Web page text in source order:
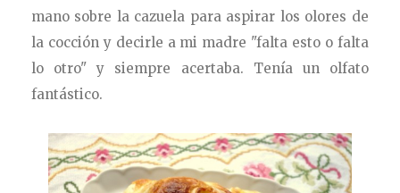
mano sobre la cazuela para aspirar los olores de
la cocción y decirle a mi madre "falta esto o falta
lo otro" y siempre acertaba. Tenía un olfato
fantástico.